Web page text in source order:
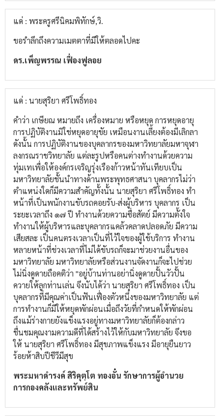
แด่ : พระครูศรีนิคมพิทักษ์,วิ.
ขอรำลึกถึงความเมตตาที่มีให้ตลอดไปคะ
ดร.เพ็ญพรรณ เฟื่องฟูลอย
แด่ : นายสุริยา ศรีโพธิ์ทอง
คำว่า เกษียณ หมายถึง เครื่องหมาย หรือหยุด การหยุดอายุ
การปฏิบัติงานมิใช่หยุดอายุขัย เหมือนงานเลี้ยงต้องมีเลิกลา
ดังนั้น การปฏิบัติงานของบุคลากรของมหาวิทยาลัยมหาจุฬา
ลงกรณราชวิทยาลัย แต่ละรูปหรือคนต่างทำงานด้วยความ
ทุ่มเทเพื่อให้องค์กรเจริญรุ่งเรืองก้าวหน้าทันเทียบเป็น
มหาวิทยาลัยชั้นนำทางด้านพระพุทธศาสนา บุคลากรไม่ว่า
ตำแหน่งใดก็มีความสำคัญทั้งนั้น นายสุริยา ศรีโพธิ์ทอง ทำ
หน้าที่เป็นพนักงานขับรถคอยรับ-ส่งผู้บริหาร บุคลากร เป็น
ระยะเวลาถึง ๑๗ ปี ทำงานด้วยความซื่อสัตย์ มีความตั้งใจ
ทำงานให้ผู้บริหารและบุคลากรแคล้วคลาดปลอดภัย มีความ
เสียสละ เป็นคนตรงเวลาเป็นที่ไว้ใจของผู้ใช้บริการ ทำงาน
หลายหน้าที่ช่วงเวลาที่ไม่ได้ขับรถก็จะมาช่วยงานอื่นของ
มหาวิทยาลัย มหาวิทยาลัยหรือส่วนงานจัดงานก็จะไปช่วย
ไม่นิ่งดูดายถือคติว่า "อยู่บ้านท่านอย่านิ่งดูดายปั้นวัวปั้น
ควายให้ลูกท่านเล่น จึงนับได้ว่า นายสุริยา ศรีโพธิ์ทอง เป็น
บุคลากรที่มีคุณค่าเป็นฟันเฟื่องตัวหนึ่งของมหาวิทยาลัย แต่
การทำงานก็มีให้หยุดพักผ่อนเมื่อถึงวัยที่กำหนดให้พักผ่อน
ถึงแม้ร่างกายยังแข็งแรงอยู่ทางมหาวิทยาลัยก็ต้องกล่าว
ชื่นชมคุณงามความดีที่ได้สร้างไว้ให้กับมหาวิทยาลัย จึงขอ
ให้ นายสุริยา ศรีโพธิ์ทอง มีสุขภาพแข็งแรง มีอายุยืนยาว
ร้อยห้าสิบปีชีวีมีสุข
พระมหาดำรงค์ สิริคุตฺโต ทองอั๋น รักษาการผู้อำนวย
การกองคลังและทรัพย์สิน